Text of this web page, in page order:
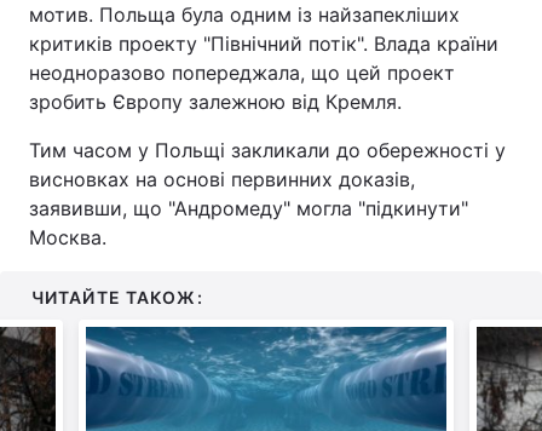
мотив. Польща була одним із найзапекліших
критиків проекту "Північний потік". Влада країни
неодноразово попереджала, що цей проект
зробить Європу залежною від Кремля.
Тим часом у Польщі закликали до обережності у
висновках на основі первинних доказів,
заявивши, що "Андромеду" могла "підкинути"
Москва.
ЧИТАЙТЕ ТАКОЖ: